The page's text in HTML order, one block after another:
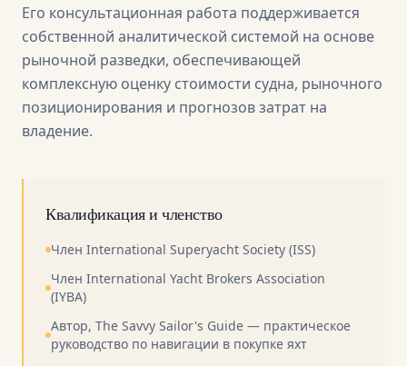
Его консультационная работа поддерживается
собственной аналитической системой на основе
рыночной разведки, обеспечивающей
комплексную оценку стоимости судна, рыночного
позиционирования и прогнозов затрат на
владение.
Квалификация и членство
Член International Superyacht Society (ISS)
Член International Yacht Brokers Association
(IYBA)
Автор, The Savvy Sailor's Guide — практическое
руководство по навигации в покупке яхт